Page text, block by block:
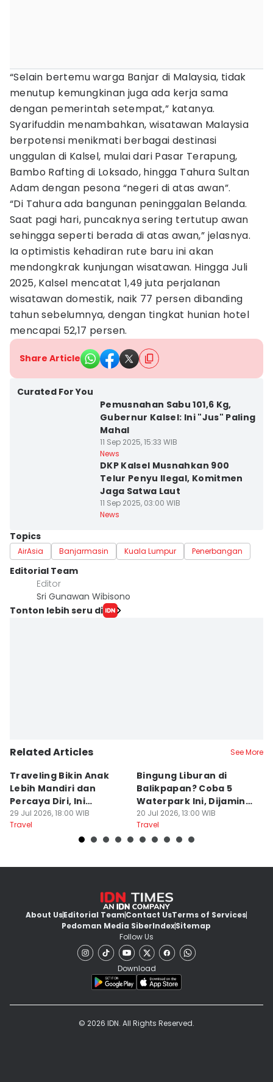
“Selain bertemu warga Banjar di Malaysia, tidak
menutup kemungkinan juga ada kerja sama
dengan pemerintah setempat,” katanya.
Syarifuddin menambahkan, wisatawan Malaysia
berpotensi menikmati berbagai destinasi
unggulan di Kalsel, mulai dari Pasar Terapung,
Bambo Rafting di Loksado, hingga Tahura Sultan
Adam dengan pesona “negeri di atas awan”.
“Di Tahura ada bangunan peninggalan Belanda.
Saat pagi hari, puncaknya sering tertutup awan
sehingga seperti berada di atas awan,” jelasnya.
Ia optimistis kehadiran rute baru ini akan
mendongkrak kunjungan wisatawan. Hingga Juli
2025, Kalsel mencatat 1,49 juta perjalanan
wisatawan domestik, naik 77 persen dibanding
tahun sebelumnya, dengan tingkat hunian hotel
mencapai 52,17 persen.
Share Article
Curated For You
Pemusnahan Sabu 101,6 Kg,
Gubernur Kalsel: Ini "Jus" Paling
Mahal
11 Sep 2025, 15:33 WIB
News
DKP Kalsel Musnahkan 900
Telur Penyu Ilegal, Komitmen
Jaga Satwa Laut
11 Sep 2025, 03:00 WIB
News
Topics
AirAsia Banjarmasin Kuala Lumpur Penerbangan
Editorial Team
Editor
Sri Gunawan Wibisono
Tonton lebih seru di
Related Articles See More
Traveling Bikin Anak
Lebih Mandiri dan
Percaya Diri, Ini
Penjelasan Psikolog
29 Jul 2026, 18:00 WIB
Travel
Bingung Liburan di
Balikpapan? Coba 5
Waterpark Ini, Dijamin
Bikin Betah
20 Jul 2026, 13:00 WIB
Travel
About UsEditorial TeamContact UsTerms of Services
Pedoman Media SiberIndexSitemap
Follow Us
Download
© 2026 IDN. All Rights Reserved.